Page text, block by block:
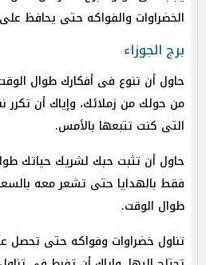
الخضراوات والفواكه حتى يحافظ
برج الجوزاء
حاول أن تنوع فى أفكارك طوال
من حولك من زملائك، وإياك أن تكرر
التى كنت تتبعها بالأمس.
حاول أن تثبت حبك لشريك حياتك
فقط بالهدايا حتى تشعر معه
طوال الوقت.
تناول خضراوات وفواكه حتى تحصل